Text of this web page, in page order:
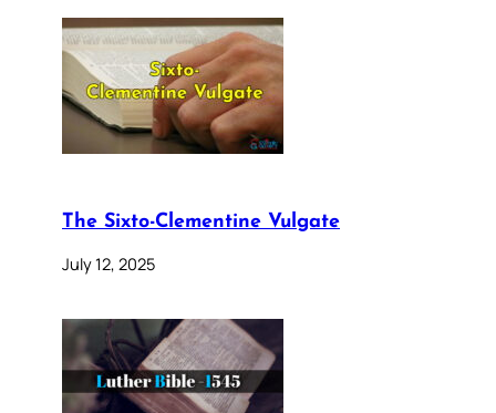
The Sixto-Clementine Vulgate
July 12, 2025